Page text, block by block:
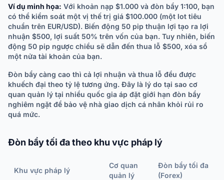
Ví dụ minh họa: Với khoản nạp $1.000 và đòn bẩy 1:100, bạn
có thể kiểm soát một vị thế trị giá $100.000 (một lot tiêu
chuẩn trên EUR/USD). Biến động 50 pip thuận lợi tạo ra lợi
nhuận $500, lợi suất 50% trên vốn của bạn. Tuy nhiên, biến
động 50 pip ngược chiều sẽ dẫn đến thua lỗ $500, xóa sổ
một nửa tài khoản của bạn.
Đòn bẩy càng cao thì cả lợi nhuận và thua lỗ đều được
khuếch đại theo tỷ lệ tương ứng. Đây là lý do tại sao cơ
quan quản lý tại nhiều quốc gia áp đặt giới hạn đòn bẩy
nghiêm ngặt để bảo vệ nhà giao dịch cá nhân khỏi rủi ro
quá mức.
Đòn bẩy tối đa theo khu vực pháp lý
Khu vực pháp lý
Cơ quan
quản lý
Đòn bẩy tối đa
(Forex)